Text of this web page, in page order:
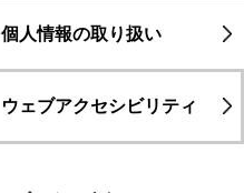
個人情報の取り扱い
ウェブアクセシビリティ